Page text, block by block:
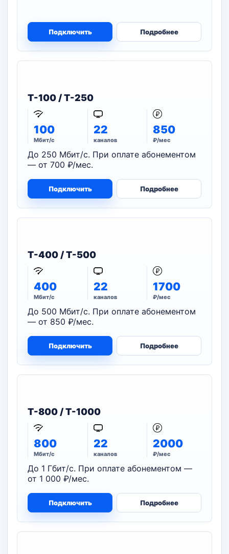
Подключить Подробнее
T-100 / T-250
100
Мбит/с
22
каналов
850
₽/мес
До 250 Мбит/с. При оплате абонементом
— от 700 ₽/мес.
Подключить Подробнее
T-400 / T-500
400
Мбит/с
22
каналов
1700
₽/мес
До 500 Мбит/с. При оплате абонементом
— от 850 ₽/мес.
Подключить Подробнее
T-800 / T-1000
800
Мбит/с
22
каналов
2000
₽/мес
До 1 Гбит/с. При оплате абонементом —
от 1 000 ₽/мес.
Подключить Подробнее